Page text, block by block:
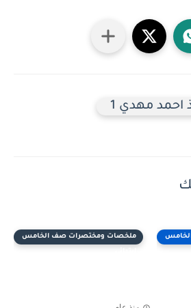
احمد مهدي 1
ملخصات ومختصرات صف الخامس